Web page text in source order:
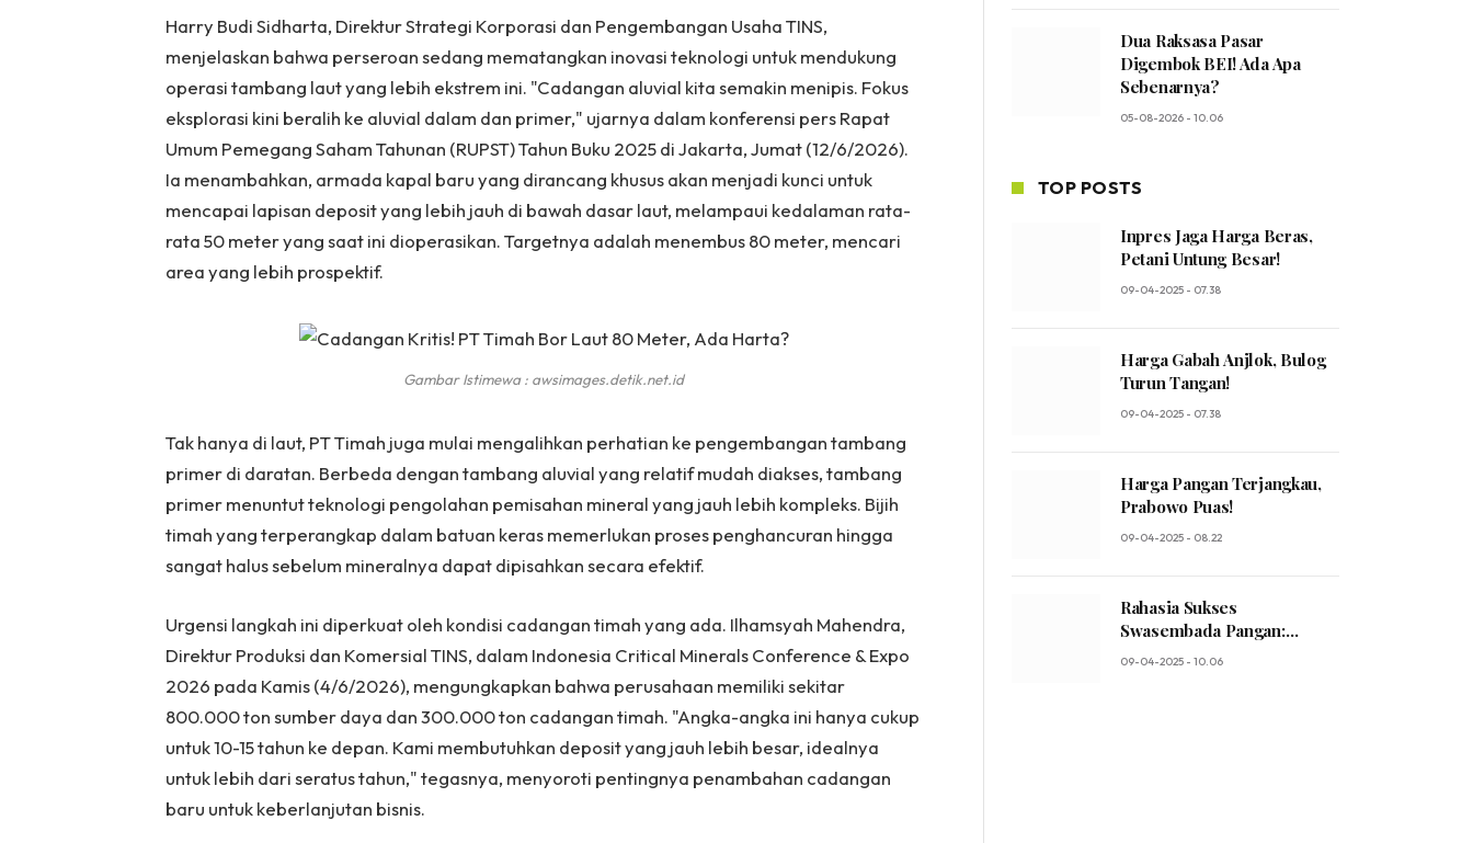
Harry Budi Sidharta, Direktur Strategi Korporasi dan Pengembangan Usaha TINS,
menjelaskan bahwa perseroan sedang mematangkan inovasi teknologi untuk mendukung
operasi tambang laut yang lebih ekstrem ini. "Cadangan aluvial kita semakin menipis. Fokus
eksplorasi kini beralih ke aluvial dalam dan primer," ujarnya dalam konferensi pers Rapat
Umum Pemegang Saham Tahunan (RUPST) Tahun Buku 2025 di Jakarta, Jumat (12/6/2026).
Ia menambahkan, armada kapal baru yang dirancang khusus akan menjadi kunci untuk
mencapai lapisan deposit yang lebih jauh di bawah dasar laut, melampaui kedalaman rata-
rata 50 meter yang saat ini dioperasikan. Targetnya adalah menembus 80 meter, mencari
area yang lebih prospektif.
Gambar Istimewa : awsimages.detik.net.id
Tak hanya di laut, PT Timah juga mulai mengalihkan perhatian ke pengembangan tambang
primer di daratan. Berbeda dengan tambang aluvial yang relatif mudah diakses, tambang
primer menuntut teknologi pengolahan pemisahan mineral yang jauh lebih kompleks. Bijih
timah yang terperangkap dalam batuan keras memerlukan proses penghancuran hingga
sangat halus sebelum mineralnya dapat dipisahkan secara efektif.
Urgensi langkah ini diperkuat oleh kondisi cadangan timah yang ada. Ilhamsyah Mahendra,
Direktur Produksi dan Komersial TINS, dalam Indonesia Critical Minerals Conference & Expo
2026 pada Kamis (4/6/2026), mengungkapkan bahwa perusahaan memiliki sekitar
800.000 ton sumber daya dan 300.000 ton cadangan timah. "Angka-angka ini hanya cukup
untuk 10-15 tahun ke depan. Kami membutuhkan deposit yang jauh lebih besar, idealnya
untuk lebih dari seratus tahun," tegasnya, menyoroti pentingnya penambahan cadangan
baru untuk keberlanjutan bisnis.
Dua Raksasa Pasar
Digembok BEI! Ada Apa
Sebenarnya?
05-08-2026 - 10.06
TOP POSTS
Inpres Jaga Harga Beras,
Petani Untung Besar!
09-04-2025 - 07.38
Harga Gabah Anjlok, Bulog
Turun Tangan!
09-04-2025 - 07.38
Harga Pangan Terjangkau,
Prabowo Puas!
09-04-2025 - 08.22
Rahasia Sukses
Swasembada Pangan:
Prabowo Ungkap Sosok
09-04-2025 - 10.06